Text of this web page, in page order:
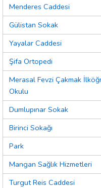
Menderes Caddesi
Gülistan Sokak
Yayalar Caddesi
Şifa Ortopedi
Merasal Fevzi Çakmak
Okulu
Dumlupınar Sokak
Birinci Sokağı
Park
Mangan Sağlık Hizmetleri
Turgut Reis Caddesi